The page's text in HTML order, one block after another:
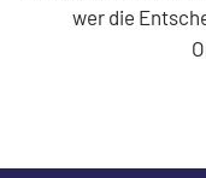
wer die